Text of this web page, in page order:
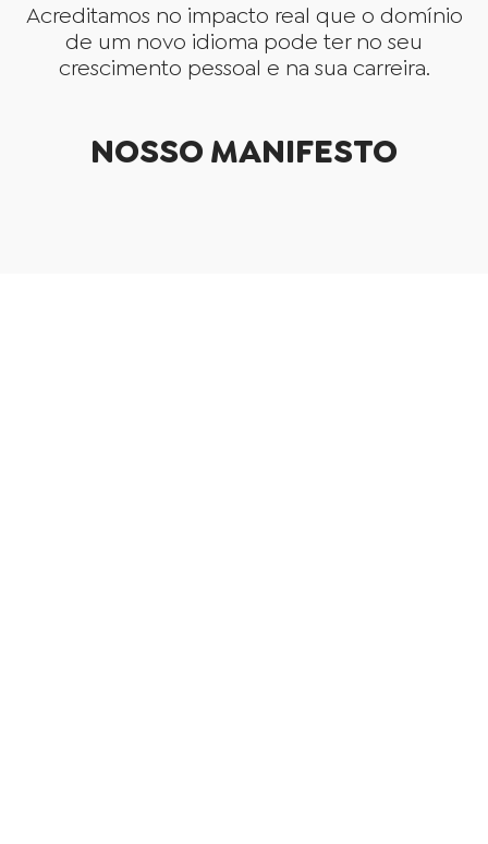
Acreditamos no impacto real que o domínio
de um novo idioma pode ter no seu
crescimento pessoal e na sua carreira.
NOSSO MANIFESTO